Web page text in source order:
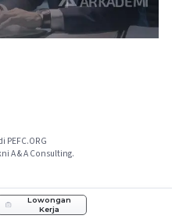
PEFC.ORG
A & A Consulting.
Lowongan
Kerja